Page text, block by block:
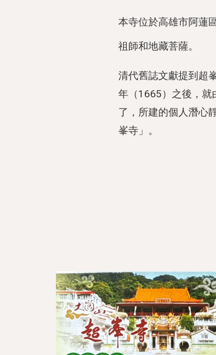
本寺位於高雄市阿蓮
祖師和地藏菩薩。
清代舊誌文獻提到超
年（1665）之後，就
了，所建的個人潛心
峯寺」。